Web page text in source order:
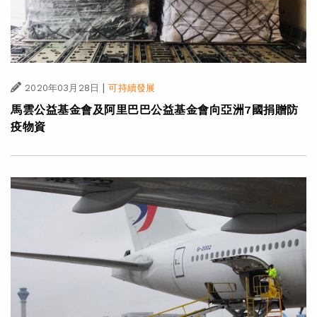
2020年03月28日 | 可持續發展
馬雲公益基金會及阿里巴巴公益基金會向亞洲7國捐贈防
疫物資